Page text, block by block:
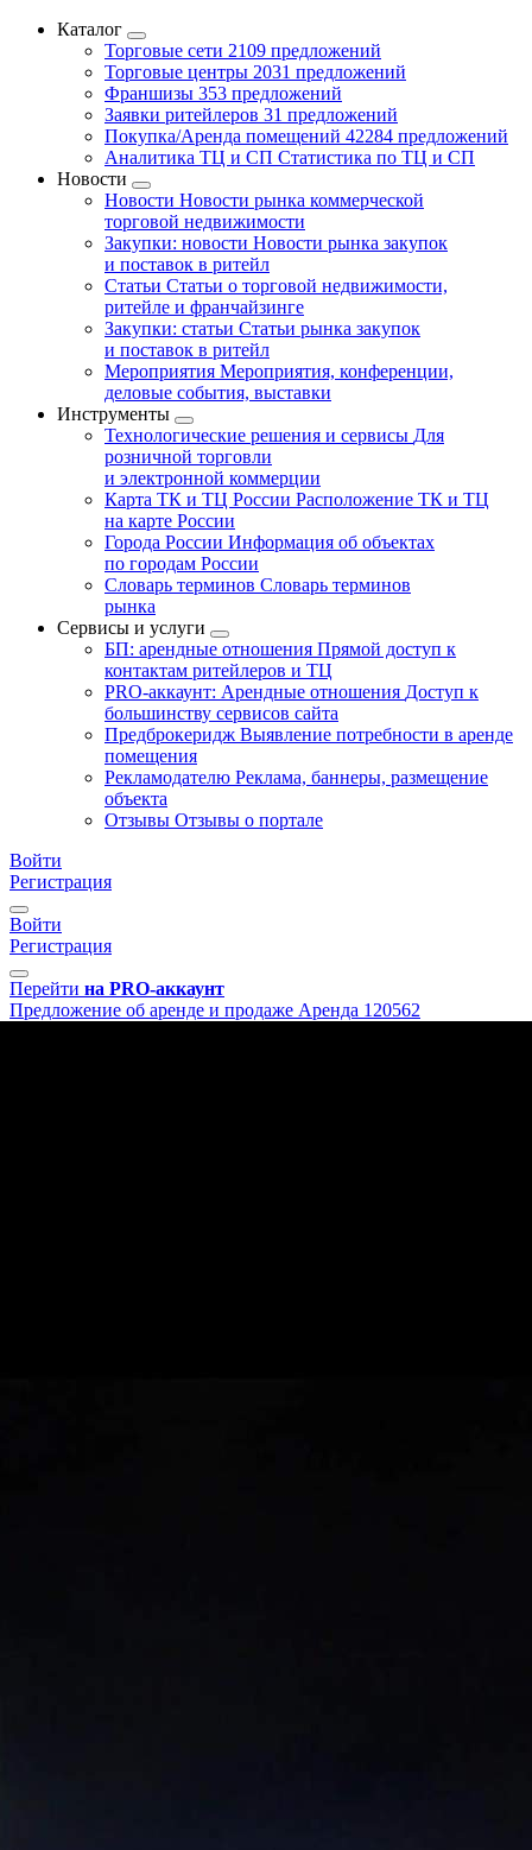
Каталог
Торговые сети 2109 предложений
Торговые центры 2031 предложений
Франшизы 353 предложений
Заявки ритейлеров 31 предложений
Покупка/Аренда помещений 42284 предложений
Аналитика ТЦ и СП Статистика по ТЦ и СП
Новости
Новости Новости рынка коммерческой
торговой недвижимости
Закупки: новости Новости рынка закупок
и поставок в ритейл
Статьи Статьи о торговой недвижимости,
ритейле и франчайзинге
Закупки: статьи Статьи рынка закупок
и поставок в ритейл
Мероприятия Мероприятия, конференции,
деловые события, выставки
Инструменты
Технологические решения и сервисы Для
розничной торговли
и электронной коммерции
Карта ТК и ТЦ России Расположение ТК и ТЦ
на карте России
Города России Информация об объектах
по городам России
Словарь терминов Словарь терминов
рынка
Сервисы и услуги
БП: арендные отношения Прямой доступ к
контактам ритейлеров и ТЦ
PRO-аккаунт: Арендные отношения Доступ к
большинству сервисов сайта
Предброкеридж Выявление потребности в аренде
помещения
Рекламодателю Реклама, баннеры, размещение
объекта
Отзывы Отзывы о портале
Войти
Регистрация
Войти
Регистрация
Перейти на PRO-аккаунт
Предложение об аренде и продаже Аренда 120562